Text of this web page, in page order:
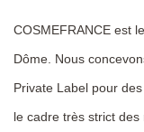
COSMEFRANCE est
Dôme. Nous
Private Label pour
le cadre très strict